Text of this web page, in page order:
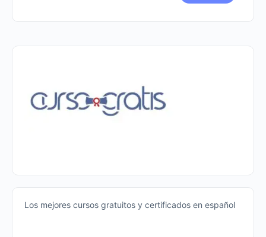
Los mejores cursos gratuitos y certificados en español